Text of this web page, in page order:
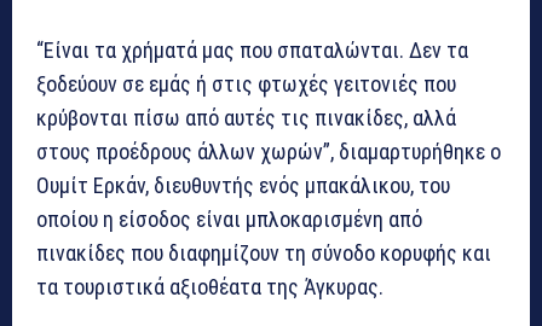
“Είναι τα χρήματά μας που σπαταλώνται. Δεν τα
ξοδεύουν σε εμάς ή στις φτωχές γειτονιές που
κρύβονται πίσω από αυτές τις πινακίδες, αλλά
στους προέδρους άλλων χωρών”, διαμαρτυρήθηκε ο
Ουμίτ Ερκάν, διευθυντής ενός μπακάλικου, του
οποίου η είσοδος είναι μπλοκαρισμένη από
πινακίδες που διαφημίζουν τη σύνοδο κορυφής και
τα τουριστικά αξιοθέατα της Άγκυρας.